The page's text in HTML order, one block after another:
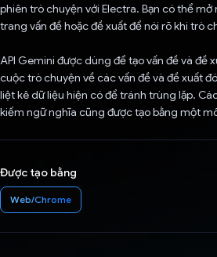
phiên trò chuyện với Electra. Bạn có thể
trang vấn đề hoặc đề xuất để nói rõ khi trò
API Gemini được dùng để tạo vấn đề và đề
cuộc trò chuyện về các vấn đề và đề xuất
liệt kê dữ liệu hiện có để tránh trùng lặp.
kiếm ngữ nghĩa cũng được tạo bằng một
Được tạo bằng
Web/Chrome